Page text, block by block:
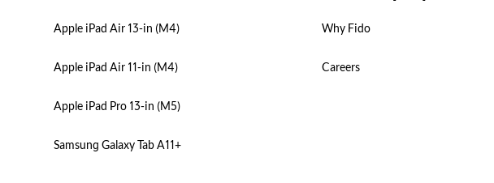
Apple iPad Air 13-in (M4)
Apple iPad Air 11-in (M4)
Apple iPad Pro 13-in (M5)
Samsung Galaxy Tab A11+
Why Fido
Careers